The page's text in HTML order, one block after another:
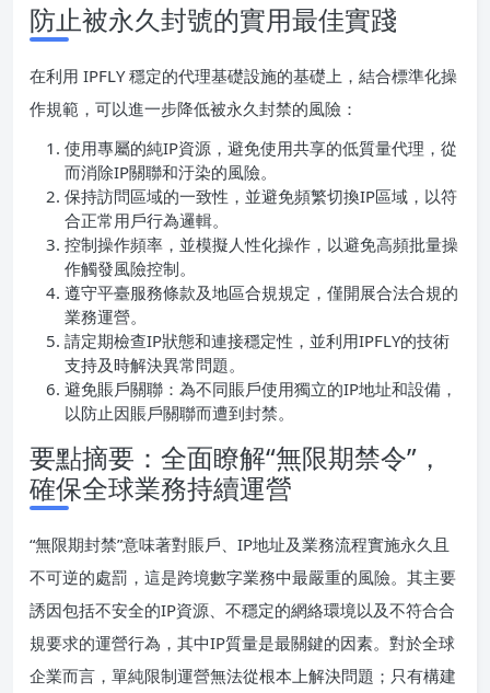
防止被永久封號的實用最佳實踐
在利用 IPFLY 穩定的代理基礎設施的基礎上，結合標準化操
作規範，可以進一步降低被永久封禁的風險：
使用專屬的純IP資源，避免使用共享的低質量代理，從
而消除IP關聯和汙染的風險。
保持訪問區域的一致性，並避免頻繁切換IP區域，以符
合正常用戶行為邏輯。
控制操作頻率，並模擬人性化操作，以避免高頻批量操
作觸發風險控制。
遵守平臺服務條款及地區合規規定，僅開展合法合規的
業務運營。
請定期檢查IP狀態和連接穩定性，並利用IPFLY的技術
支持及時解決異常問題。
避免賬戶關聯：為不同賬戶使用獨立的IP地址和設備，
以防止因賬戶關聯而遭到封禁。
要點摘要：全面瞭解“無限期禁令”，
確保全球業務持續運營
“無限期封禁”意味著對賬戶、IP地址及業務流程實施永久且
不可逆的處罰，這是跨境數字業務中最嚴重的風險。其主要
誘因包括不安全的IP資源、不穩定的網絡環境以及不符合合
規要求的運營行為，其中IP質量是最關鍵的因素。對於全球
企業而言，單純限制運營無法從根本上解決問題；只有構建